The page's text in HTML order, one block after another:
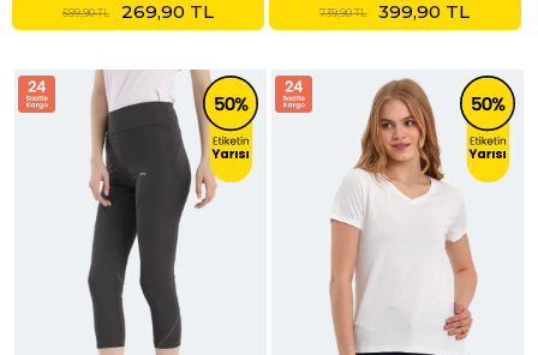
599,90 TL 269,90 TL 739,90 TL 399,90 TL